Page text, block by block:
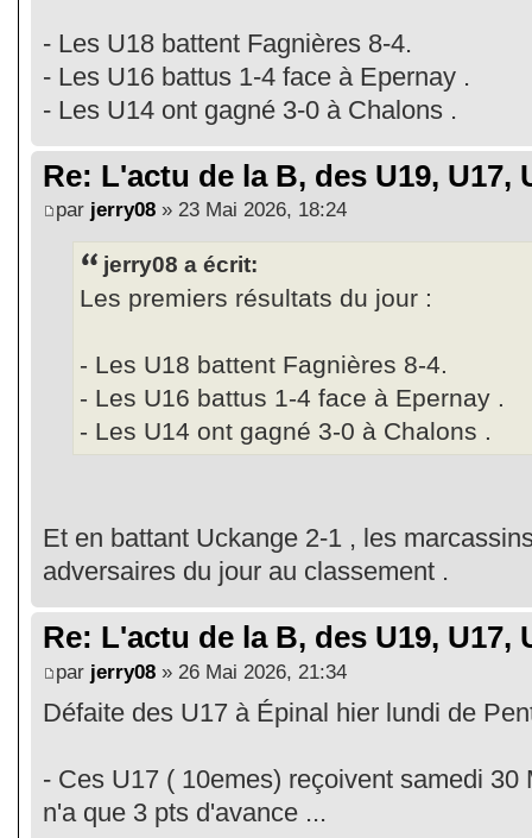
- Les U18 battent Fagnières 8-4.
- Les U16 battus 1-4 face à Epernay .
- Les U14 ont gagné 3-0 à Chalons .
Re: L'actu de la B, des U19, U17,
par jerry08 » 23 Mai 2026, 18:24
jerry08 a écrit:
Les premiers résultats du jour :
- Les U18 battent Fagnières 8-4.
- Les U16 battus 1-4 face à Epernay .
- Les U14 ont gagné 3-0 à Chalons .
Et en battant Uckange 2-1 , les
adversaires du jour au classement .
Re: L'actu de la B, des U19, U17,
par jerry08 » 26 Mai 2026, 21:34
Défaite des U17 à Épinal hier lundi de
- Ces U17 ( 10emes) reçoivent samedi
n'a que 3 pts d'avance ...